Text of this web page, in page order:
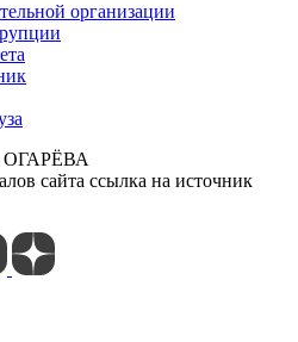
организации
ОГАРЁВА
сайта ссылка на источник